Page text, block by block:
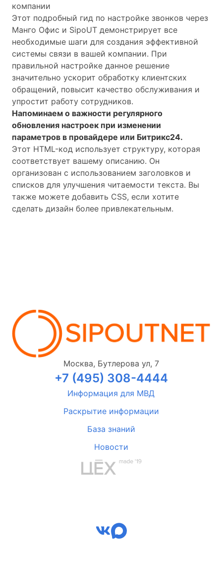
компании
Этот подробный гид по настройке звонков через
Манго Офис и SipoUT демонстрирует все
необходимые шаги для создания эффективной
системы связи в вашей компании. При
правильной настройке данное решение
значительно ускорит обработку клиентских
обращений, повысит качество обслуживания и
упростит работу сотрудников.
Напоминаем о важности регулярного
обновления настроек при изменении
параметров в провайдере или Битрикс24.
Этот HTML-код использует структуру, которая
соответствует вашему описанию. Он
организован с использованием заголовков и
списков для улучшения читаемости текста. Вы
также можете добавить CSS, если хотите
сделать дизайн более привлекательным.
Москва, Бутлерова ул, 7
+7 (495) 308-4444
Информация для МВД
Раскрытие информации
База знаний
Новости